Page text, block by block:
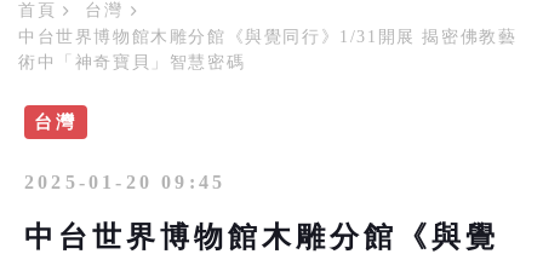
首頁
台灣
中台世界博物館木雕分館《與覺同行》1/31開展 揭密佛教藝
術中「神奇寶貝」智慧密碼
台灣
2025-01-20 09:45
中台世界博物館木雕分館《與覺